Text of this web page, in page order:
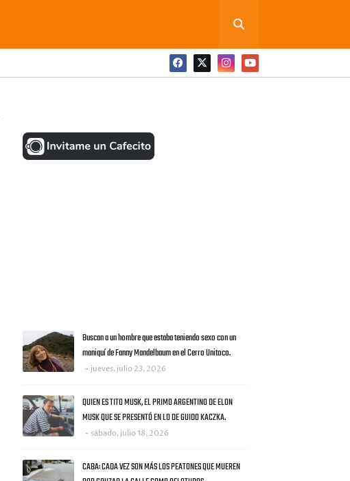
Buscan a un hombre que estaba teniendo sexo con un
maniquí de Fanny Mandelbaum en el Cerro Unitoco.
jueves, julio 23, 2026
QUIEN ES TITO MUSK, EL PRIMO ARGENTINO DE ELON
MUSK QUE SE PRESENTÓ EN LO DE GUIDO KACZKA.
sábado, julio 18, 2026
CABA: CADA VEZ SON MÁS LOS PEATONES QUE MUEREN